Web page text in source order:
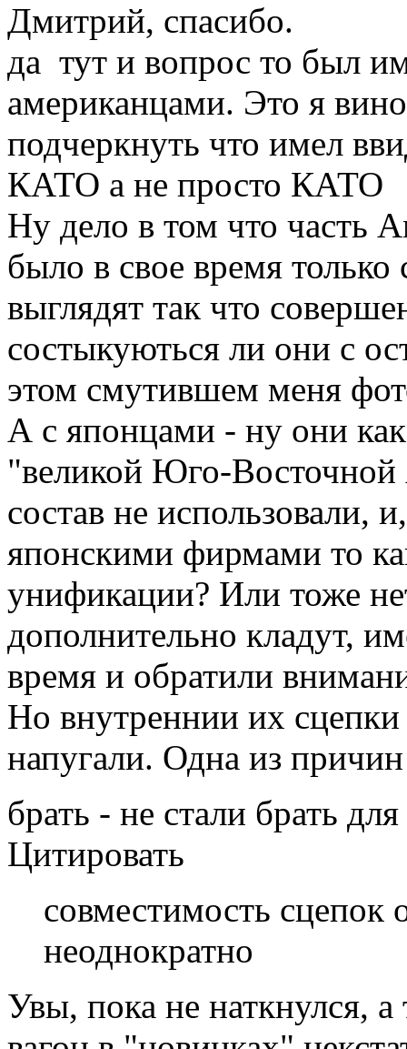
Дмитрий, спасибо.
да тут и вопрос то был
американцами. Это я
подчеркнуть что имел
КАТО а не просто КАТО
Ну дело в том что часть
было в свое время
выглядят так что
состыкуються ли они с
этом смутившем меня
А с японцами - ну они
"великой Юго-
состав не использовали,
японскими фирмами то
унификации? Или тоже
дополнительно кладут,
время и обратили
Но внутреннии их
напугали. Одна из
брать - не стали брать
Цитировать
совместимость сцепок
неоднократно
Увы, пока не наткнулся,